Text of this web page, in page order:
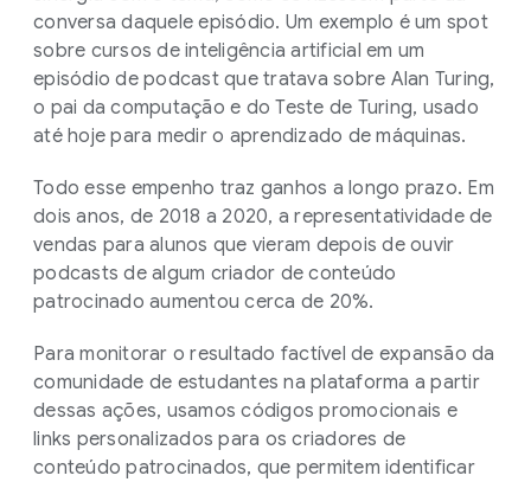
conversa daquele episódio. Um exemplo é um spot
sobre cursos de inteligência artificial em um
episódio de podcast que tratava sobre Alan Turing,
o pai da computação e do Teste de Turing, usado
até hoje para medir o aprendizado de máquinas.
Todo esse empenho traz ganhos a longo prazo. Em
dois anos, de 2018 a 2020, a representatividade de
vendas para alunos que vieram depois de ouvir
podcasts de algum criador de conteúdo
patrocinado aumentou cerca de 20%.
Para monitorar o resultado factível de expansão da
comunidade de estudantes na plataforma a partir
dessas ações, usamos códigos promocionais e
links personalizados para os criadores de
conteúdo patrocinados, que permitem identificar